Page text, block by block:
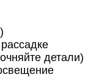
детали)